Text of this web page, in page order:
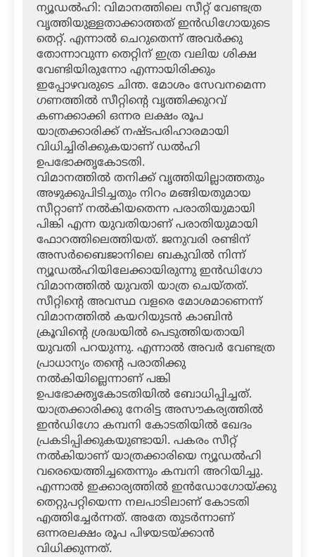
ന്യൂഡല്‍ഹി: വിമാനത്തിലെ സീറ്റ് വേണ്ടത്ര
വൃത്തിയുള്ളതാക്കാത്തത് ഇന്‍ഡിഗോയുടെ
തെറ്റ്. എന്നാല്‍ ചെറുതെന്ന് അവര്‍ക്കു
തോന്നാവുന്ന തെറ്റിന് ഇത്ര വലിയ ശിക്ഷ
വേണ്ടിയിരുന്നോ എന്നായിരിക്കും
ഇപ്പോഴവരുടെ ചിന്ത. മോശം സേവനമെന്ന
ഗണത്തില്‍ സീറ്റിന്റെ വൃത്തിക്കുറവ്
കണക്കാക്കി ഒന്നര ലക്ഷം രൂപ
യാത്രക്കാരിക്ക് നഷ്ടപരിഹാരമായി
വിധിച്ചിരിക്കുകയാണ് ഡല്‍ഹി
ഉപഭോക്തൃകോടതി.
വിമാനത്തില്‍ തനിക്ക് വൃത്തിയില്ലാത്തതും
അഴുക്കുപിടിച്ചതും നിറം മങ്ങിയതുമായ
സീറ്റാണ് നല്‍കിയതെന്ന പരാതിയുമായി
പിങ്കി എന്ന യുവതിയാണ് പരാതിയുമായി
ഫോറത്തിലെത്തിയത്. ജനുവരി രണ്ടിന്
അസര്‍ബൈജാനിലെ ബകുവില്‍ നിന്ന്
ന്യൂഡല്‍ഹിയിലേക്കായിരുന്നു ഇന്‍ഡിഗോ
വിമാനത്തില്‍ യുവതി യാത്ര ചെയ്തത്.
സീറ്റിന്റെ അവസ്ഥ വളരെ മോശമാണെന്ന്
വിമാനത്തില്‍ കയറിയുടന്‍ കാബിന്‍
ക്രൂവിന്റെ ശ്രദ്ധയില്‍ പെടുത്തിയതായി
യുവതി പറയുന്നു. എന്നാല്‍ അവര്‍ വേണ്ടത്ര
പ്രാധാന്യം തന്റെ പരാതിക്കു
നല്‍കിയില്ലെന്നാണ് പങ്കി
ഉപഭോക്തൃകോടതിയില്‍ ബോധിപ്പിച്ചത്.
യാത്രക്കാരിക്കു നേരിട്ട അസൗകര്യത്തില്‍
ഇന്‍ഡിഗോ കമ്പനി കോടതിയില്‍ ഖേദം
പ്രകടിപ്പിക്കുകയുണ്ടായി. പകരം സീറ്റ്
നല്‍കിയാണ് യാത്രക്കാരിയെ ന്യൂഡല്‍ഹി
വരെയെത്തിച്ചതെന്നും കമ്പനി അറിയിച്ചു.
എന്നാല്‍ ഇക്കാര്യത്തില്‍ ഇന്‍ഡോഗോയ്ക്കു
തെറ്റുപറ്റിയെന്ന നലപാടിലാണ് കോടതി
എത്തിച്ചേര്‍ന്നത്. അതേ തുടര്‍ന്നാണ്
ഒന്നരലക്ഷം രൂപ പിഴയടയ്ക്കാന്‍
വിധിക്കുന്നത്.